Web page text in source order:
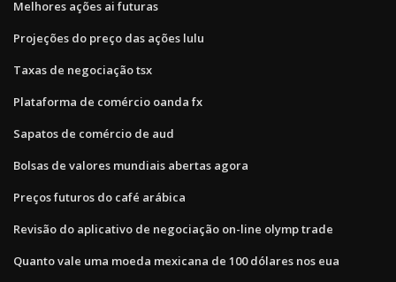
Melhores ações ai futuras
Projeções do preço das ações lulu
Taxas de negociação tsx
Plataforma de comércio oanda fx
Sapatos de comércio de aud
Bolsas de valores mundiais abertas agora
Preços futuros do café arábica
Revisão do aplicativo de negociação on-line olymp trade
Quanto vale uma moeda mexicana de 100 dólares nos eua